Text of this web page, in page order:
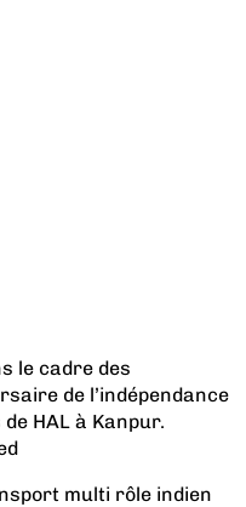
le cadre des
de l’indépendance
HAL à Kanpur.
multi rôle indien